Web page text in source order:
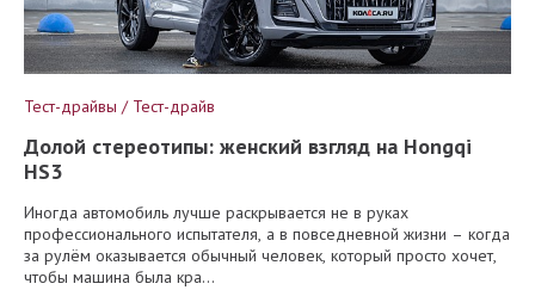
Тест-драйвы / Тест-драйв
Долой стереотипы: женский взгляд на Hongqi
HS3
Иногда автомобиль лучше раскрывается не в руках
профессионального испытателя, а в повседневной жизни – когда
за рулём оказывается обычный человек, который просто хочет,
чтобы машина была кра...